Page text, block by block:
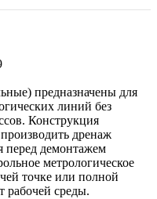
предназначены для
линий без
Конструкция
дренаж
перед демонтажем
метрологическое
точке или полной
рабочей среды.